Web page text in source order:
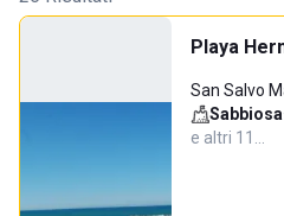
Playa
San Salvo
Sabbiosa
e altri 11…